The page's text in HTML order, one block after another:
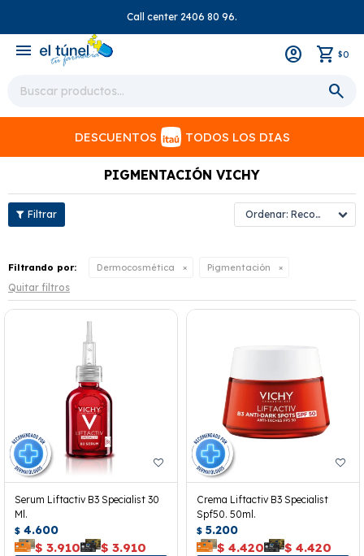
Call center 2406 80 96.
menu $0
DESCUENTOS TODOS LOS DIAS
PIGMENTACIÓN VICHY
Recomendados
Filtrando por: Dermocosmética Pigmentación
Quitar filtros
Serum Liftactiv B3 Specialist 30
Ml.
$ 4.600
$ 3.910 $ 3.910
Crema Liftactiv B3 Specialist
Spf50. 50ml.
$ 5.200
$ 4.420 $ 4.420
close